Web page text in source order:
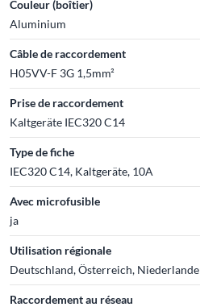
Couleur (boîtier)
Aluminium
Câble de raccordement
H05VV-F 3G 1,5mm²
Prise de raccordement
Kaltgeräte IEC320 C14
Type de fiche
IEC320 C14, Kaltgeräte, 10A
Avec microfusible
ja
Utilisation régionale
Deutschland, Österreich, Niederlande
Raccordement au réseau